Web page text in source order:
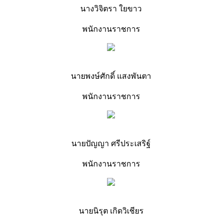
นางวิจิตรา ใยขาว
พนักงานราชการ
นายพงษ์ศักดิ์ แสงพันตา
พนักงานราชการ
นายปัญญา ศรีประเสริฐ์
พนักงานราชการ
นายนิรุต เกิดวิเชียร